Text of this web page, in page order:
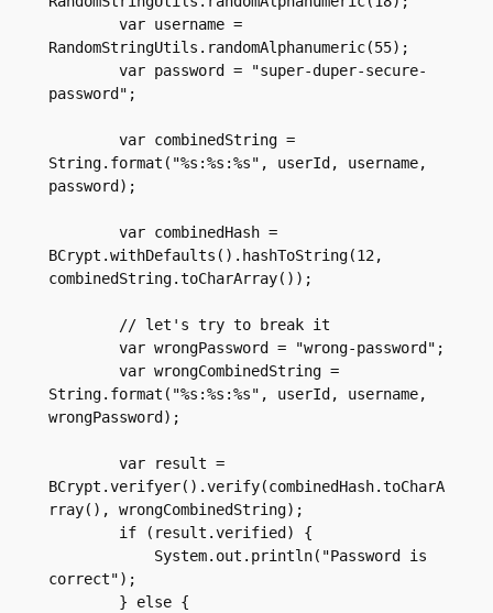
RandomStringUtils.randomAlphanumeric(55);
password";
String.format("%s:%s:%s", userId, username,
password);
BCrypt.withDefaults().hashToString(12,
combinedString.toCharArray());
        // let's try to break it
        var wrongPassword = "wrong-password";
String.format("%s:%s:%s", userId, username,
wrongPassword);
BCrypt.verifyer().verify(combinedHash.toCharA
rray(), wrongCombinedString);
        if (result.verified) {
correct");
        } else {